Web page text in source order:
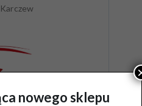
nowego sklepu